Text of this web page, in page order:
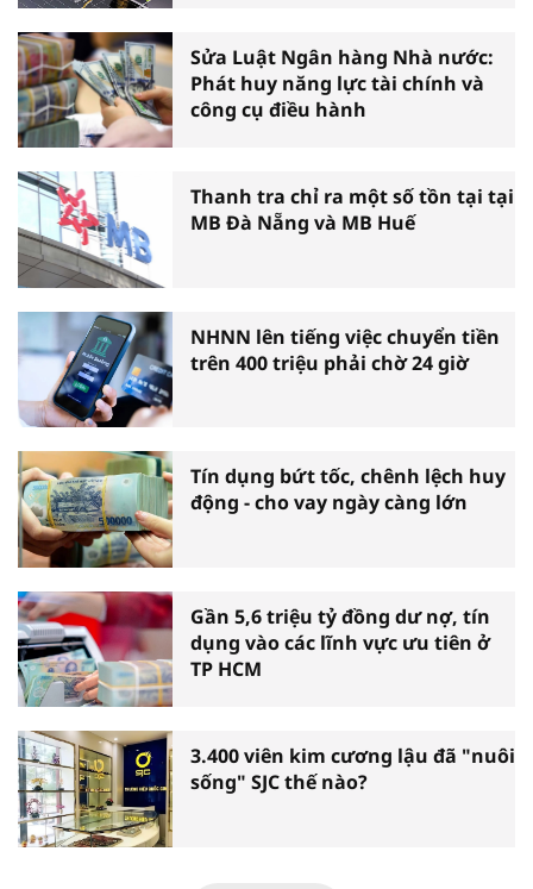
Sửa Luật Ngân hàng Nhà nước:
Phát huy năng lực tài chính và
công cụ điều hành
Thanh tra chỉ ra một số tồn tại tại
MB Đà Nẵng và MB Huế
NHNN lên tiếng việc chuyển tiền
trên 400 triệu phải chờ 24 giờ
Tín dụng bứt tốc, chênh lệch huy
động - cho vay ngày càng lớn
Gần 5,6 triệu tỷ đồng dư nợ, tín
dụng vào các lĩnh vực ưu tiên ở
TP HCM
3.400 viên kim cương lậu đã "nuôi
sống" SJC thế nào?